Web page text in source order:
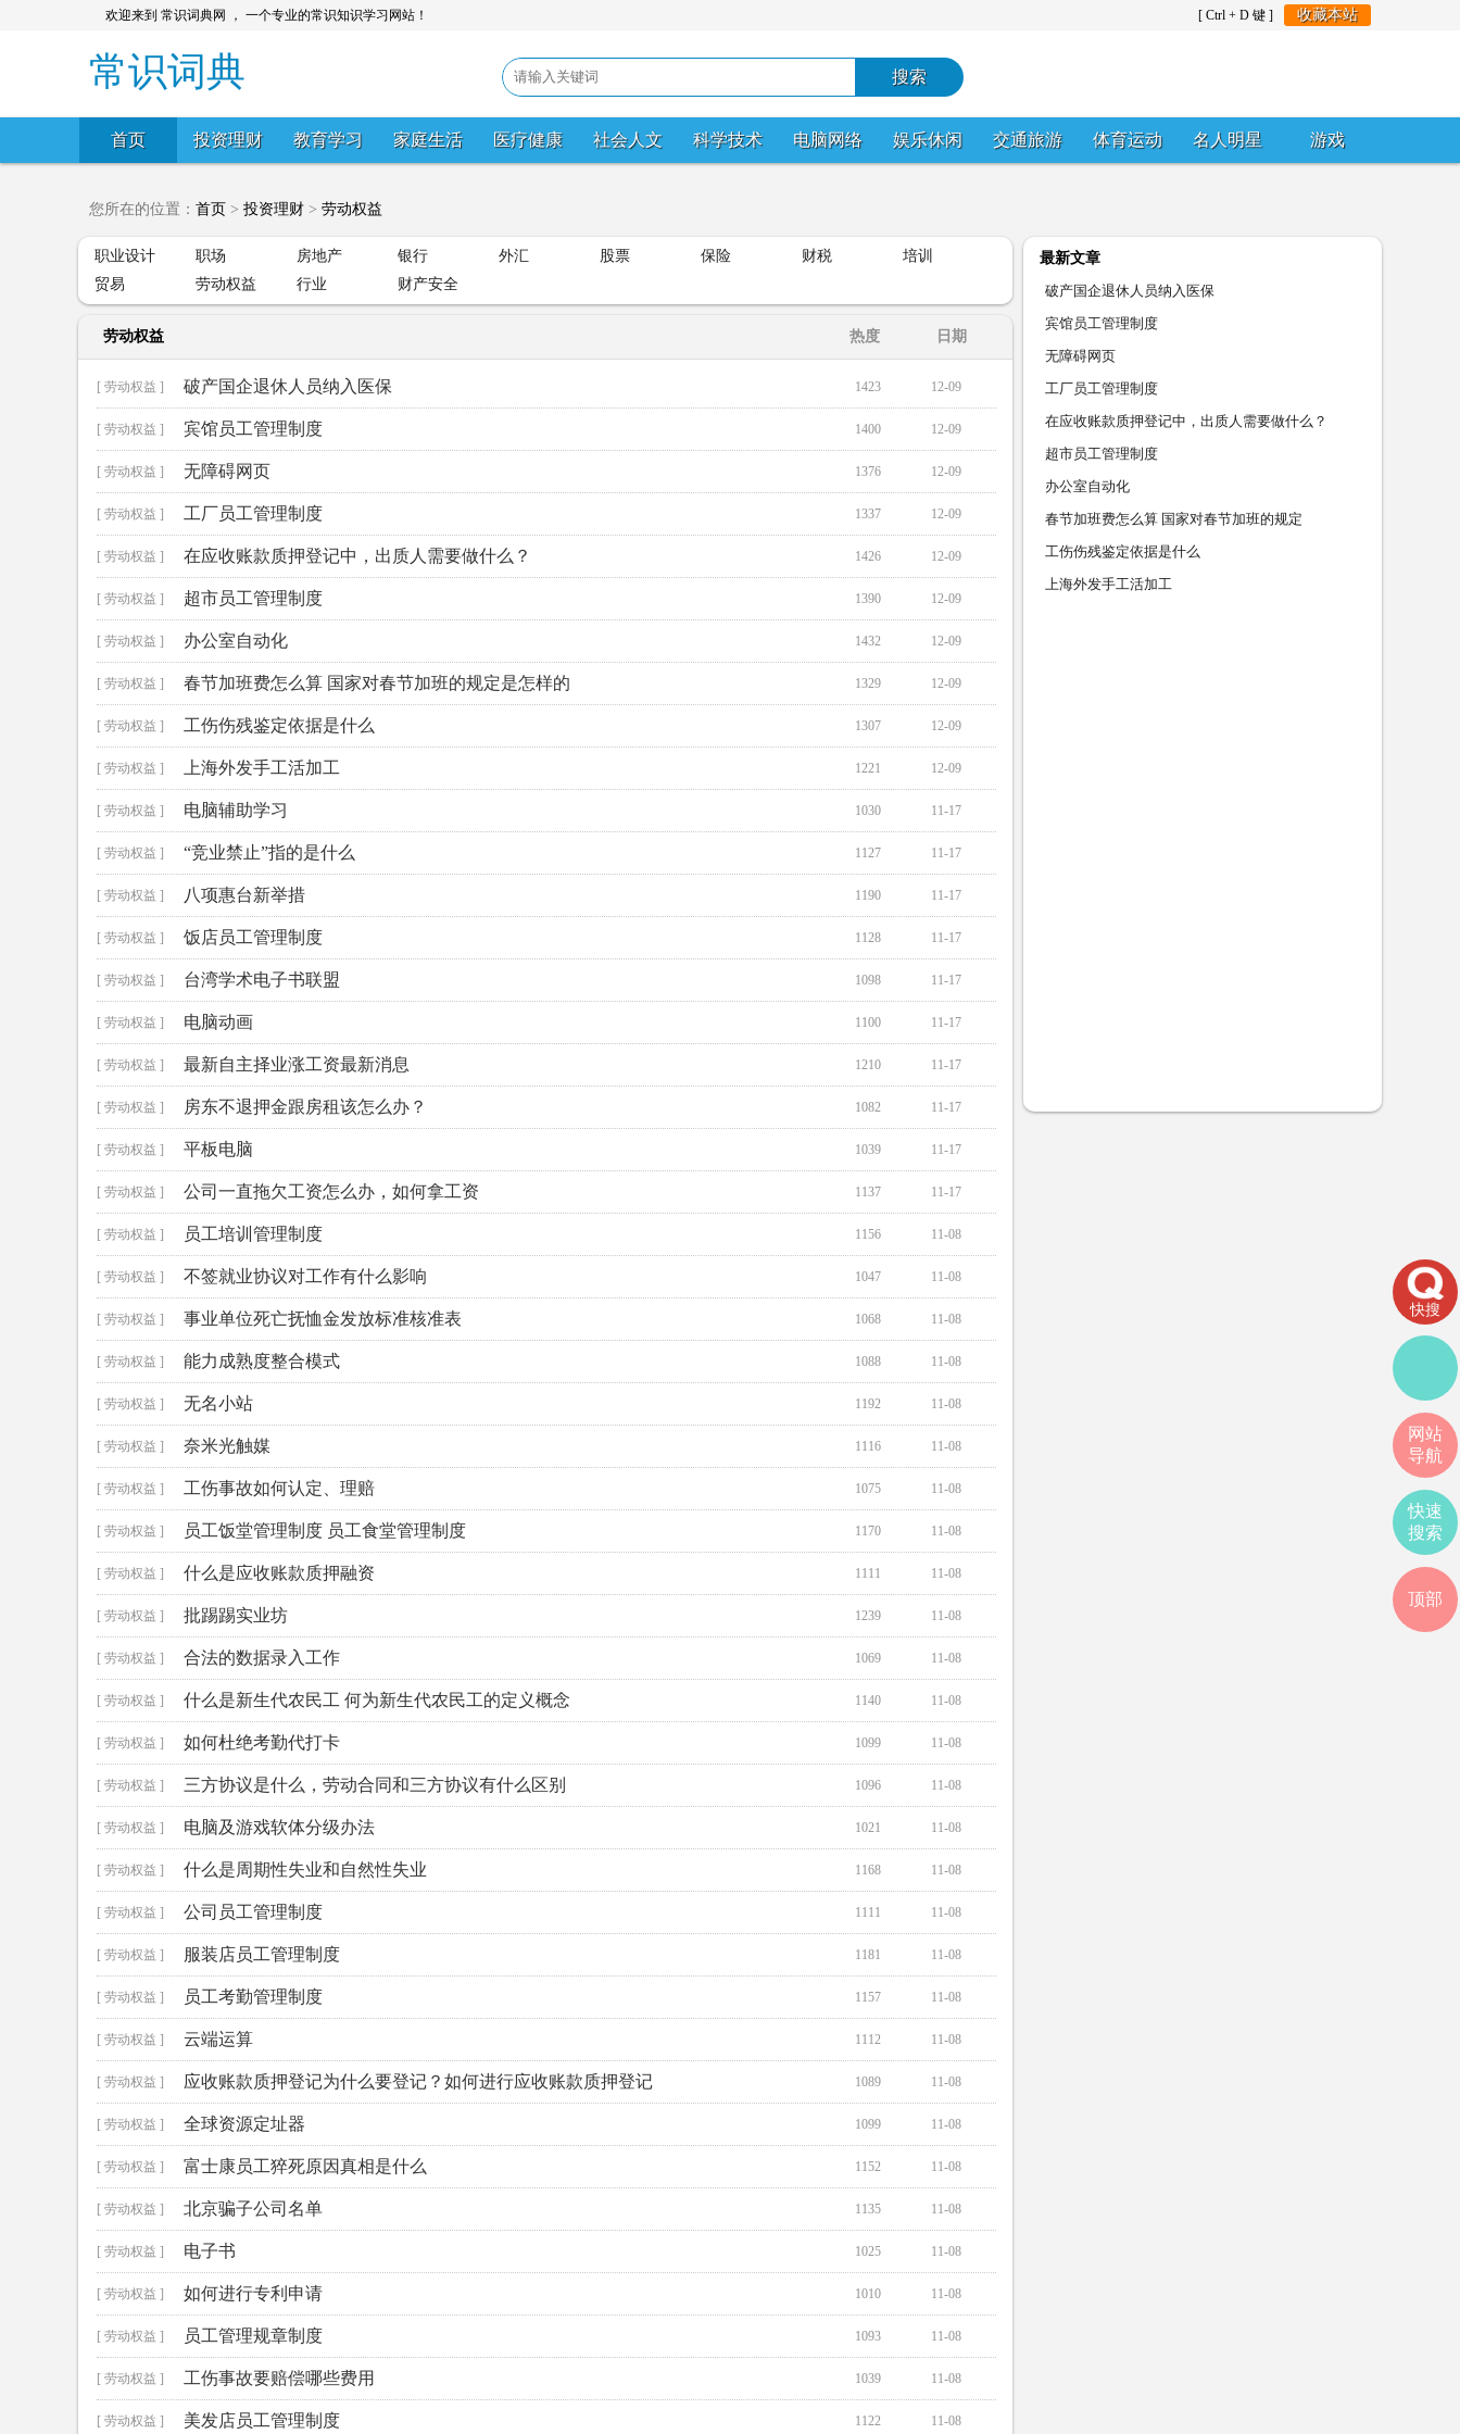
欢迎来到 常识词典网 ， 一个专业的常识知识学习网站！ [ Ctrl + D 键 ] 收藏本站
常识词典
首页 投资理财 教育学习 家庭生活 医疗健康 社会人文 科学技术 电脑网络 娱乐休闲 交通旅游 体育运动 名人明星 游戏
您所在的位置： 首页 > 投资理财 > 劳动权益
职业设计 职场 房地产 银行 外汇 股票 保险 财税
培训
贸易
劳动权益 行业 财产安全
劳动权益 日期
热度
[ 劳动权益 ] 破产国企退休人员纳入医保 12-09
1423
[ 劳动权益 ] 宾馆员工管理制度 12-09
1400
[ 劳动权益 ] 无障碍网页 12-09
1376
[ 劳动权益 ] 工厂员工管理制度 12-09
1337
[ 劳动权益 ] 在应收账款质押登记中，出质人需要做什么？ 12-09
1426
[ 劳动权益 ] 超市员工管理制度 12-09
1390
[ 劳动权益 ] 办公室自动化 12-09
1432
[ 劳动权益 ] 春节加班费怎么算 国家对春节加班的规定是怎样的 12-09
1329
[ 劳动权益 ] 工伤伤残鉴定依据是什么 12-09
1307
[ 劳动权益 ] 上海外发手工活加工 12-09
1221
[ 劳动权益 ] 电脑辅助学习 11-17
1030
[ 劳动权益 ] “竞业禁止”指的是什么 11-17
1127
[ 劳动权益 ] 八项惠台新举措 11-17
1190
[ 劳动权益 ] 饭店员工管理制度 11-17
1128
[ 劳动权益 ] 台湾学术电子书联盟 11-17
1098
[ 劳动权益 ] 电脑动画 11-17
1100
[ 劳动权益 ] 最新自主择业涨工资最新消息 11-17
1210
[ 劳动权益 ] 房东不退押金跟房租该怎么办？ 11-17
1082
[ 劳动权益 ] 平板电脑 11-17
1039
[ 劳动权益 ] 公司一直拖欠工资怎么办，如何拿工资 11-17
1137
[ 劳动权益 ] 员工培训管理制度 11-08
1156
[ 劳动权益 ] 不签就业协议对工作有什么影响 11-08
1047
[ 劳动权益 ] 事业单位死亡抚恤金发放标准核准表 11-08
1068
[ 劳动权益 ] 能力成熟度整合模式 11-08
1088
[ 劳动权益 ] 无名小站 11-08
1192
[ 劳动权益 ] 奈米光触媒 11-08
1116
[ 劳动权益 ] 工伤事故如何认定、理赔 11-08
1075
[ 劳动权益 ] 员工饭堂管理制度 员工食堂管理制度 11-08
1170
[ 劳动权益 ] 什么是应收账款质押融资 11-08
1111
[ 劳动权益 ] 批踢踢实业坊 11-08
1239
[ 劳动权益 ] 合法的数据录入工作 11-08
1069
[ 劳动权益 ] 什么是新生代农民工 何为新生代农民工的定义概念 11-08
1140
[ 劳动权益 ] 如何杜绝考勤代打卡 11-08
1099
[ 劳动权益 ] 三方协议是什么，劳动合同和三方协议有什么区别 11-08
1096
[ 劳动权益 ] 电脑及游戏软体分级办法 11-08
1021
[ 劳动权益 ] 什么是周期性失业和自然性失业 11-08
1168
[ 劳动权益 ] 公司员工管理制度 11-08
1111
[ 劳动权益 ] 服装店员工管理制度 11-08
1181
[ 劳动权益 ] 员工考勤管理制度 11-08
1157
[ 劳动权益 ] 云端运算 11-08
1112
[ 劳动权益 ] 应收账款质押登记为什么要登记？如何进行应收账款质押登记 11-08
1089
[ 劳动权益 ] 全球资源定址器 11-08
1099
[ 劳动权益 ] 富士康员工猝死原因真相是什么 11-08
1152
[ 劳动权益 ] 北京骗子公司名单 11-08
1135
[ 劳动权益 ] 电子书 11-08
1025
[ 劳动权益 ] 如何进行专利申请 11-08
1010
[ 劳动权益 ] 员工管理规章制度 11-08
1093
[ 劳动权益 ] 工伤事故要赔偿哪些费用 11-08
1039
[ 劳动权益 ] 美发店员工管理制度 11-08
1122
最新文章
破产国企退休人员纳入医保
宾馆员工管理制度
无障碍网页
工厂员工管理制度
在应收账款质押登记中，出质人需要做什么？
超市员工管理制度
办公室自动化
春节加班费怎么算 国家对春节加班的规定
工伤伤残鉴定依据是什么
上海外发手工活加工
快搜
网站
导航
快速
搜索
顶部